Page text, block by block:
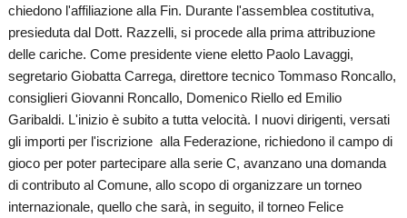
chiedono l'affiliazione alla Fin. Durante l'assemblea costitutiva,
presieduta dal Dott. Razzelli, si procede alla prima attribuzione
delle cariche. Come presidente viene eletto Paolo Lavaggi,
segretario Giobatta Carrega, direttore tecnico Tommaso Roncallo,
consiglieri Giovanni Roncallo, Domenico Riello ed Emilio
Garibaldi. L'inizio è subito a tutta velocità. I nuovi dirigenti, versati
gli importi per l'iscrizione alla Federazione, richiedono il campo di
gioco per poter partecipare alla serie C, avanzano una domanda
di contributo al Comune, allo scopo di organizzare un torneo
internazionale, quello che sarà, in seguito, il torneo Felice